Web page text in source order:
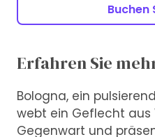
Buchen
Erfahren Sie
Bologna, ein
webt ein Geflecht
Gegenwart und